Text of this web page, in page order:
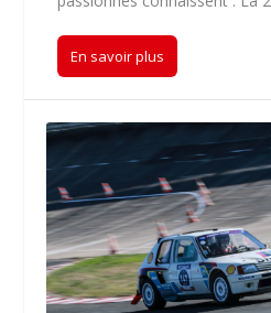
En savoir plus